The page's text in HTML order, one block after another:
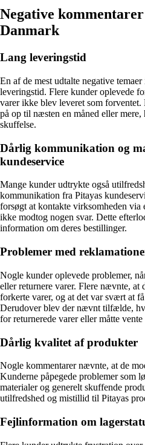
Negative
Danmark
Lang leveringstid
En af de mest udtalte negative
leveringstid. Flere kunder oplevede
varer ikke blev leveret som forventet.
på op til næsten en måned eller
skuffelse.
Dårlig kommunikation og
kundeservice
Mange kunder udtrykte også
kommunikation fra Pitayas
forsøgt at kontakte virksomheden via
ikke modtog nogen svar. Dette
information om deres bestillinger.
Problemer med
Nogle kunder oplevede problemer,
eller returnere varer. Flere nævnte, at
forkerte varer, og at det var svært at
Derudover blev der nævnt tilfælde,
for returnerede varer eller måtte
Dårlig kvalitet af produkter
Nogle kommentarer nævnte, at de
Kunderne påpegede problemer som
materialer og generelt skuffende
utilfredshed og mistillid til Pitayas
Fejlinformation om